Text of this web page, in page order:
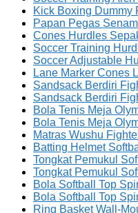
Kick Boxing Dummy
Papan Pegas
Cones Hurdles
Soccer Training
Soccer Adjustable
Lane Marker Cones
Sandsack Berdiri
Sandsack Berdiri
Bola Tenis Meja
Bola Tenis Meja
Matras Wushu
Batting Helmet
Tongkat Pemukul
Tongkat Pemukul
Bola Softball Top
Bola Softball Top
Ring Basket Wall-